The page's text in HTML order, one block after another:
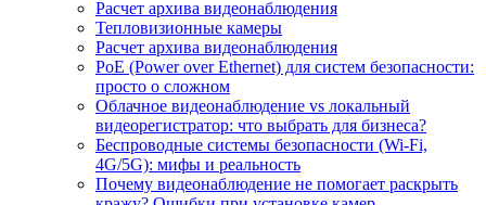
Расчет архива видеонаблюдения
Тепловизионные камеры
Расчет архива видеонаблюдения
PoE (Power over Ethernet) для систем безопасности:
просто о сложном
Облачное видеонаблюдение vs локальный
видеорегистратор: что выбрать для бизнеса?
Беспроводные системы безопасности (Wi-Fi,
4G/5G): мифы и реальность
Почему видеонаблюдение не помогает раскрыть